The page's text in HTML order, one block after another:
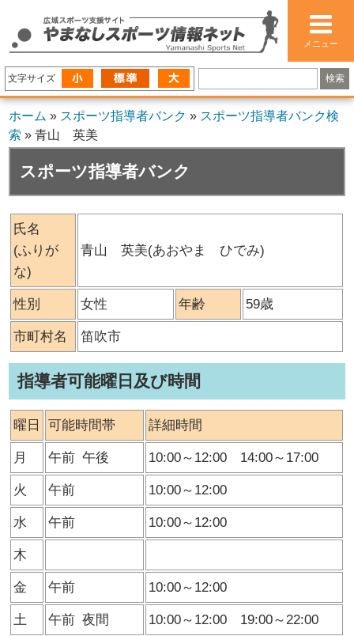
メニュー
文字サイズ
ホーム » スポーツ指導者バンク » スポーツ指導者バンク検
索 »青山 英美
スポーツ指導者バンク
氏名
(ふりが
な)
青山 英美(あおやま ひでみ)
性別 女性 年齢 59歳
市町村名 笛吹市
指導者可能曜日及び時間
曜日 可能時間帯 詳細時間
月 午前 午後 10:00～12:00 14:00～17:00
火 午前 10:00～12:00
水 午前 10:00～12:00
木
金 午前 10:00～12:00
土 午前 夜間 10:00～12:00 19:00～22:00